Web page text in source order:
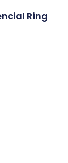
Ring